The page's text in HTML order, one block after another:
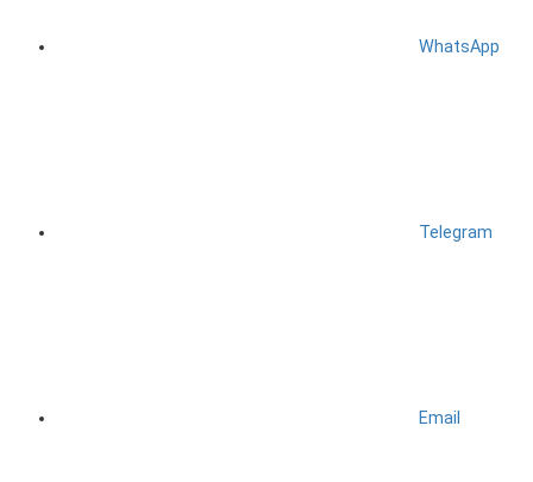
WhatsApp
Telegram
Email